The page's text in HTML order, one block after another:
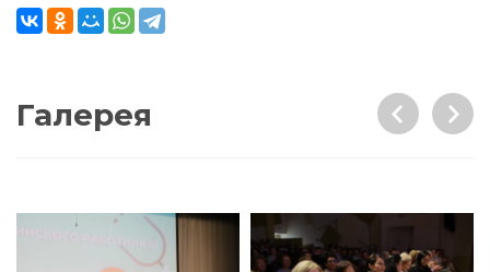
Галерея